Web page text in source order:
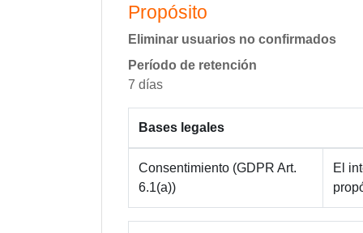
Propósito
Eliminar usuarios no confirmados
Período de retención
7 días
Bases legales
Consentimiento (GDPR Art.
6.1(a))
El